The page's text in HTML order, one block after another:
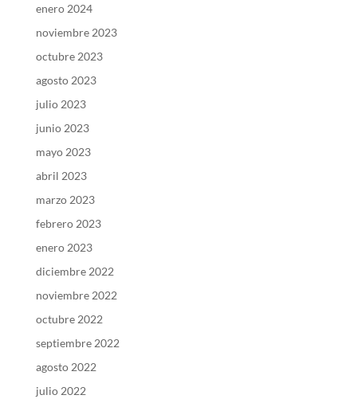
enero 2024
noviembre 2023
octubre 2023
agosto 2023
julio 2023
junio 2023
mayo 2023
abril 2023
marzo 2023
febrero 2023
enero 2023
diciembre 2022
noviembre 2022
octubre 2022
septiembre 2022
agosto 2022
julio 2022